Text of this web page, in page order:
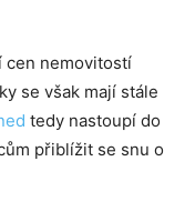
cen nemovitostí
se však mají stále
tedy nastoupí do
přiblížit se snu o